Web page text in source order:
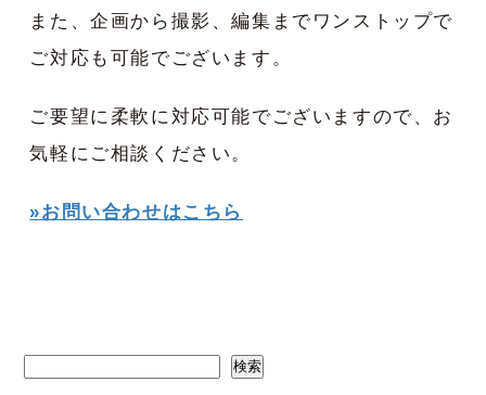
また、企画から撮影、編集までワンストップで
ご対応も可能でございます。
ご要望に柔軟に対応可能でございますので、お
気軽にご相談ください。
»お問い合わせはこちら
検索